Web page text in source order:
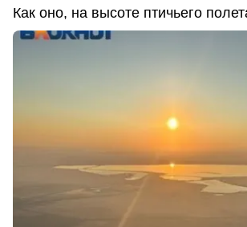
Как оно, на высоте птичьего